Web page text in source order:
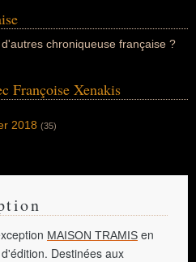
chroniqueuse française ?
Françoise Xenakis
2018 (35)
MAISON TRAMIS en
Destinées aux